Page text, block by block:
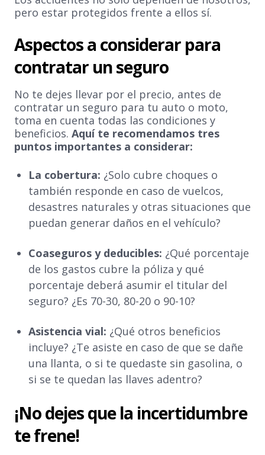
pero estar protegidos frente a ellos sí.
Aspectos a considerar para
contratar un seguro
No te dejes llevar por el precio, antes de
contratar un seguro para tu auto o moto,
toma en cuenta todas las condiciones y
beneficios. Aquí te recomendamos tres
puntos importantes a considerar:
La cobertura: ¿Solo cubre choques o
también responde en caso de vuelcos,
desastres naturales y otras situaciones que
puedan generar daños en el vehículo?
Coaseguros y deducibles: ¿Qué porcentaje
de los gastos cubre la póliza y qué
porcentaje deberá asumir el titular del
seguro? ¿Es 70-30, 80-20 o 90-10?
Asistencia vial: ¿Qué otros beneficios
incluye? ¿Te asiste en caso de que se dañe
una llanta, o si te quedaste sin gasolina, o
si se te quedan las llaves adentro?
¡No dejes que la incertidumbre
te frene!